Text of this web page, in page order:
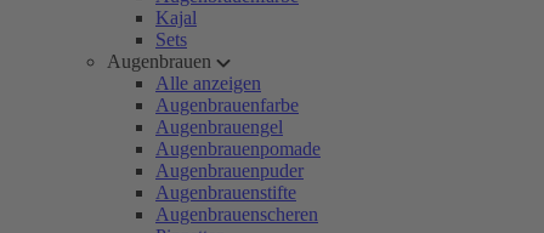
Kajal
Sets
Augenbrauen
Alle anzeigen
Augenbrauenfarbe
Augenbrauengel
Augenbrauenpomade
Augenbrauenpuder
Augenbrauenstifte
Augenbrauenscheren